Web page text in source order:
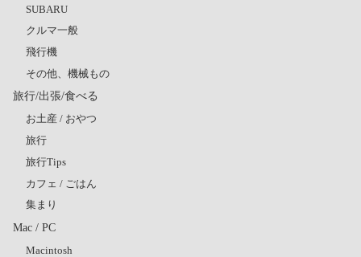
SUBARU
クルマ一般
飛行機
その他、機械もの
旅行/出張/食べる
お土産 / おやつ
旅行
旅行Tips
カフェ / ごはん
集まり
Mac / PC
Macintosh